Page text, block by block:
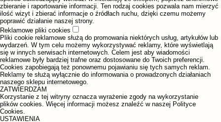
zbieranie i raportowanie informacji. Ten rodzaj cookies pozwala nam mierzyć
ilość wizyt i zbierać informacje o źródłach ruchu, dzięki czemu możemy
poprawić działanie naszej strony.
Reklamowe pliki cookies
Pliki cookie reklamowe służą do promowania niektórych usług, artykułów lub
wydarzeń. W tym celu możemy wykorzystywać reklamy, które wyświetlają
się w innych serwisach internetowych. Celem jest aby wiadomości
reklamowe były bardziej trafne oraz dostosowane do Twoich preferencji.
Cookies zapobiegają też ponownemu pojawianiu się tych samych reklam.
Reklamy te służą wyłącznie do informowania o prowadzonych działaniach
naszego sklepu internetowego.
ZATWIERDZAM
Korzystanie z tej witryny oznacza wyrażenie zgody na wykorzystanie
plików cookies. Więcej informacji możesz znaleźć w naszej Polityce
Cookies.
USTAWIENIA